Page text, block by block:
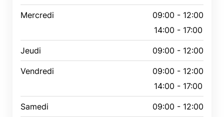
Mercredi
09:00 - 12:00
14:00 - 17:00
Jeudi 09:00 - 12:00
Vendredi
09:00 - 12:00
14:00 - 17:00
Samedi 09:00 - 12:00